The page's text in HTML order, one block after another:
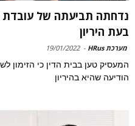
נדחתה תביעתה של עובדת
בעת היריון
מערכת HRus -
19/01/2022
המעסיק טען בבית הדין כי הזימון
הודיעה שהיא בהיריון